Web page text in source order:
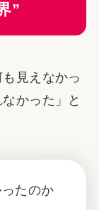
”
見えなかっ
かった」と
ったのか